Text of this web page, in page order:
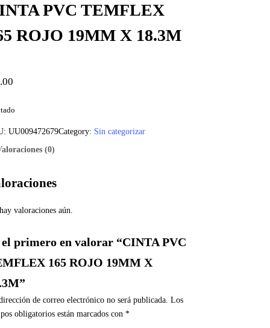
PVC TEMFLEX
ROJO 19MM X 18.3M
UU009472679Category: Sin categorizar
(0)
valoraciones aún.
el primero en valorar “CINTA PVC
165 ROJO 19MM X
de correo electrónico no será publicada. Los
obligatorios están marcados con *